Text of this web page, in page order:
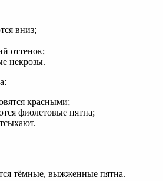
вниз;
оттенок;
некрозы.
красными;
фиолетовые пятна;
тёмные, выжженные пятна.